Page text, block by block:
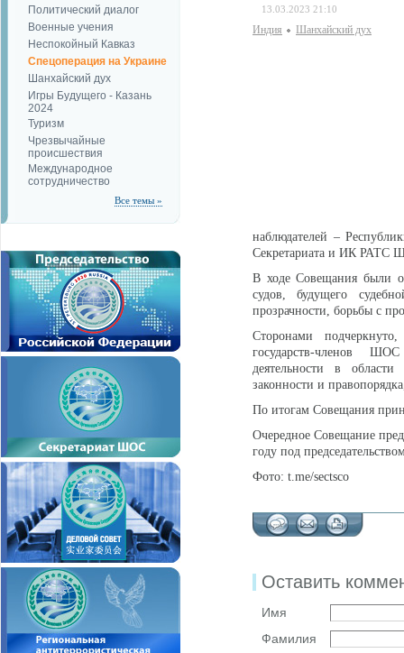
Политический диалог
Военные учения
Неспокойный Кавказ
Спецоперация на Украине
Шанхайский дух
Игры Будущего - Казань
2024
Туризм
Чрезвычайные
происшествия
Международное
сотрудничество
Все темы »
13.03.2023 21:10
Индия Шанхайский дух
наблюдателей –
Секретариата и ИК РАТС
В ходе Совещания были
судов, будущего
прозрачности, борьбы с
Сторонами
государств-членов
деятельности в
законности и
По итогам Совещания
Очередное Совещание
году под
Фото: t.me/sectsco
Оставить
Имя
Фамилия